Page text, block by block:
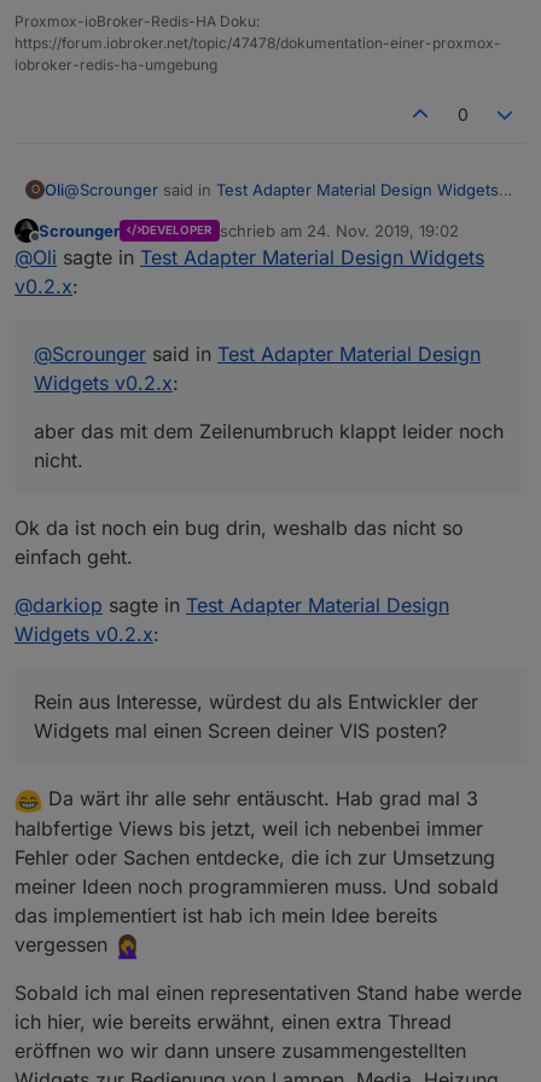
oder so ähnlich.
@ScroungerKurze Frage, planst du aktuell
auch ein 'input' für die Texteingabe?
niedrige prio, da ich in meiner VIS keine input felder
machen? Aktuell bin ich da immer den Umweg
über CSS gegangen.
Ja kann ich einbauen. Hierfür bitte auch ein issue
auf github erstellen, danke!
Proxmox-ioBroker-Redis-HA Doku:
https://forum.iobroker.net/topic/47478/dokumentation-einer-proxmox-
iobroker-redis-ha-umgebung
0
O Oli@Scrounger said in Test Adapter Material Design Widgets
danke, dass mit dem Datumsformat hab ich jetzt begriffen,
aber das mit dem Zeilenumbruch klappt leider noch nicht.
Offline
Scrounger DEVELOPER schrieb am 24. Nov. 2019, 19:02
zuletzt editiert von
@Oli sagte in Test Adapter Material Design Widgets
v0.2.x:
@Scrounger said in Test Adapter Material Design
Widgets v0.2.x:
aber das mit dem Zeilenumbruch klappt leider noch
nicht.
Ok da ist noch ein bug drin, weshalb das nicht so
einfach geht.
@darkiop sagte in Test Adapter Material Design
Widgets v0.2.x:
Rein aus Interesse, würdest du als Entwickler der
Widgets mal einen Screen deiner VIS posten?
Da wärt ihr alle sehr entäuscht. Hab grad mal 3
halbfertige Views bis jetzt, weil ich nebenbei immer
Fehler oder Sachen entdecke, die ich zur Umsetzung
meiner Ideen noch programmieren muss. Und sobald
das implementiert ist hab ich mein Idee bereits
vergessen
Sobald ich mal einen representativen Stand habe werde
ich hier, wie bereits erwähnt, einen extra Thread
eröffnen wo wir dann unsere zusammengestellten